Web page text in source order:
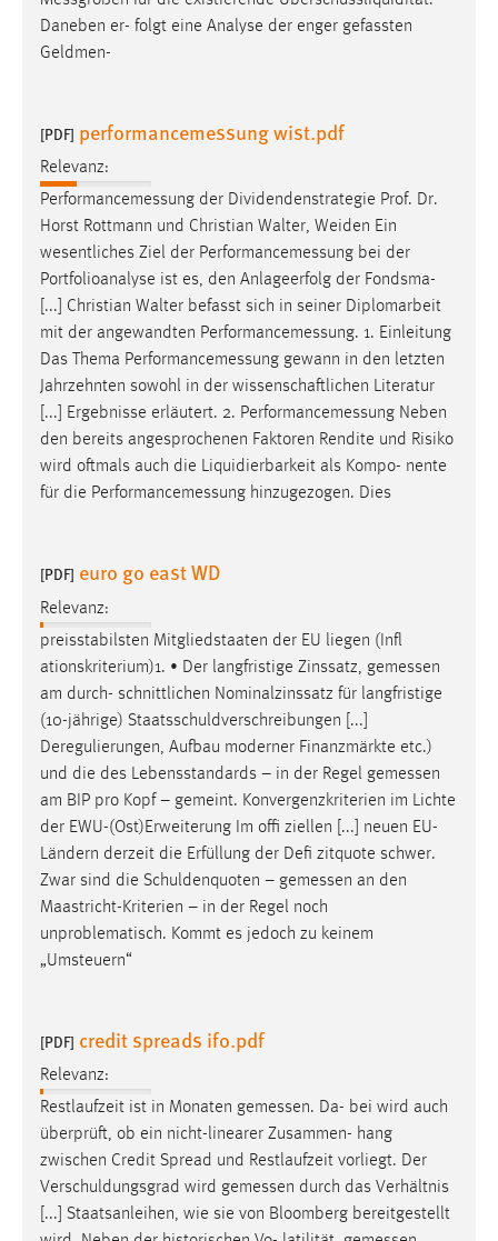
Daneben er- folgt eine Analyse der enger gefassten
Geldmen-
[PDF] performancemessung wist.pdf
Relevanz:
Performancemessung der Dividendenstrategie Prof. Dr.
Horst Rottmann und Christian Walter, Weiden Ein
wesentliches Ziel der Performancemessung bei der
Portfolioanalyse ist es, den Anlageerfolg der Fondsma-
[...] Christian Walter befasst sich in seiner Diplomarbeit
mit der angewandten Performancemessung. 1. Einleitung
Das Thema Performancemessung gewann in den letzten
Jahrzehnten sowohl in der wissenschaftlichen Literatur
[...] Ergebnisse erläutert. 2. Performancemessung Neben
den bereits angesprochenen Faktoren Rendite und Risiko
wird oftmals auch die Liquidierbarkeit als Kompo- nente
für die Performancemessung hinzugezogen. Dies
[PDF] euro go east WD
Relevanz:
preisstabilsten Mitgliedstaaten der EU liegen (Infl
ationskriterium)1. • Der langfristige Zinssatz, gemessen
am durch- schnittlichen Nominalzinssatz für langfristige
(10-jährige) Staatsschuldverschreibungen [...]
Deregulierungen, Aufbau moderner Finanzmärkte etc.)
und die des Lebensstandards – in der Regel gemessen
am BIP pro Kopf – gemeint. Konvergenzkriterien im Lichte
der EWU-(Ost)Erweiterung Im offi ziellen [...] neuen EU-
Ländern derzeit die Erfüllung der Defi zitquote schwer.
Zwar sind die Schuldenquoten – gemessen an den
Maastricht-Kriterien – in der Regel noch
unproblematisch. Kommt es jedoch zu keinem
„Umsteuern“
[PDF] credit spreads ifo.pdf
Relevanz:
Restlaufzeit ist in Monaten gemessen. Da- bei wird auch
überprüft, ob ein nicht-linearer Zusammen- hang
zwischen Credit Spread und Restlaufzeit vorliegt. Der
Verschuldungsgrad wird gemessen durch das Verhältnis
[...] Staatsanleihen, wie sie von Bloomberg bereitgestellt